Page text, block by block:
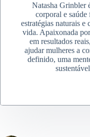
Natasha Grinbler
corporal e
estratégias naturais e
vida. Apaixonada
em resultados
ajudar mulheres a
definido, uma